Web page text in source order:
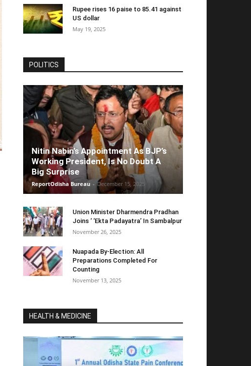
Rupee rises 16 paise to 85.41 against
US dollar
May 19, 2025
POLITICS
Nitin Nabin’s Appointment As BJP’s
Working President, Is No Doubt A
Big Surprise
ReportOdisha Bureau - December 15, 2025
Union Minister Dharmendra Pradhan
Joins ‘ ‘Ekta Padayatra’ In Sambalpur
November 26, 2025
Nuapada By-Election: All
Preparations Completed For
Counting
November 13, 2025
HEALTH & MEDICINE